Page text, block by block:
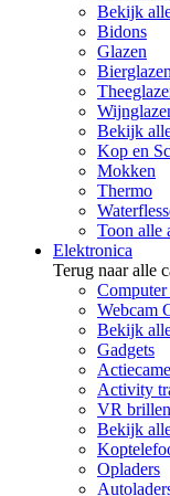
Bekijk
Bidons
Glazen
Bierglazen
Bekijk
Kop en
Mokken
Thermo
Toon alle
Elektronica
Terug naar alle
Computer
Webcam
Bekijk
Gadgets
Activity
VR brillen
Bekijk
Opladers